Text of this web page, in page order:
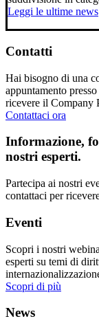
Leggi le ultime news
Contatti
Hai bisogno di una
appuntamento
ricevere il Company
Contattaci ora
Informazione,
nostri esperti.
Partecipa ai nostri
contattaci per
Eventi
Scopri i nostri
esperti su temi di
Scopri di più
News